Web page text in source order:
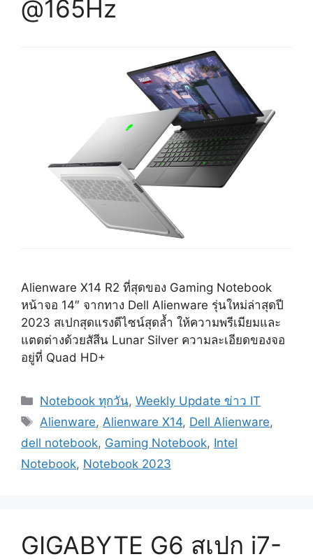
@165Hz
Alienware X14 R2 ที่สุดของ Gaming Notebook
หน้าจอ 14″ จากทาง Dell Alienware รุ่นใหม่ล่าสุดปี
2023 สเปกสุดแรงดีไซน์สุดล้ำ ให้ความพรีเมียมและ
แตดต่างด้วยสัสีน Lunar Silver ความละเอียดของจอ
อยู่ที่ Quad HD+
Categories
Notebook ทุกวัน,Weekly Update ข่าว IT
Tags
Alienware,Alienware X14, Dell Alienware,
dell notebook, Gaming Notebook, Intel
Notebook, Notebook 2023
GIGABYTE G6 สเปก i7-